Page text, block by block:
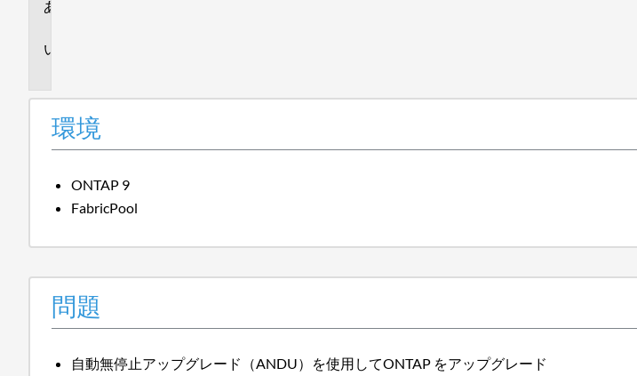
環境
ONTAP 9
FabricPool
問題
自動無停止アップグレード（ANDU）を使用してONTAP をアップグレード